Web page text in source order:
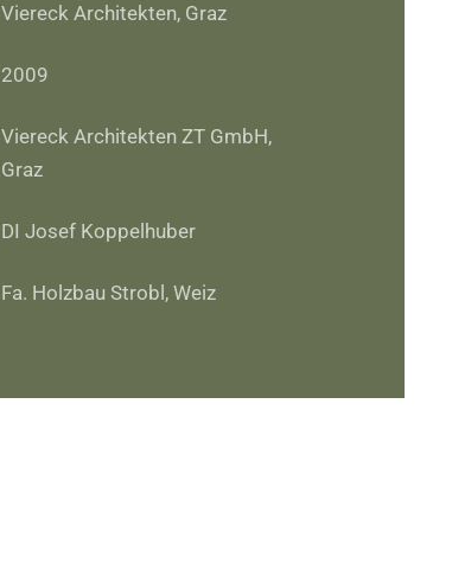
Viereck Architekten, Graz
2009
Viereck Architekten ZT GmbH,
Graz
DI Josef Koppelhuber
Fa. Holzbau Strobl, Weiz